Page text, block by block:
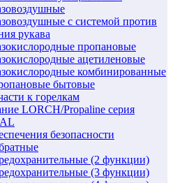
с системой против
рукава
пропановые
ацетиленовые
комбинированные
бытовые
к горелкам
LORCH/Propaline серия
безопасности
(2 функции)
(3 функции)